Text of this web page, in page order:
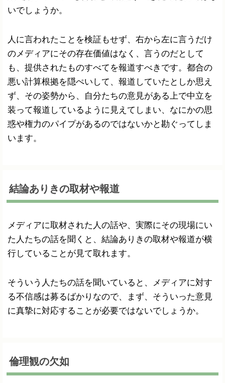
いでしょうか。
人に言われたことを検証もせず、右から左に言うだけ
のメディアにその存在価値はなく、言うのだとして
も、提供されたものすべてを報道すべきです。都合の
悪い計算根拠を隠ぺいして、報道していたとしか思え
ず、その姿勢から、自分たちの意見がある上で中立を
装って報道しているように見えてしまい、なにかの思
惑や権力のパイプがあるのではないかと勘ぐってしま
います。
結論ありきの取材や報道
メディアに取材された人の話や、実際にその現場にい
た人たちの話を聞くと、結論ありきの取材や報道が横
行していることが見て取れます。
そういう人たちの話を聞いていると、メディアに対す
る不信感は募るばかりなので、まず、そういった意見
に真摯に対応することが必要ではないでしょうか。
倫理観の欠如